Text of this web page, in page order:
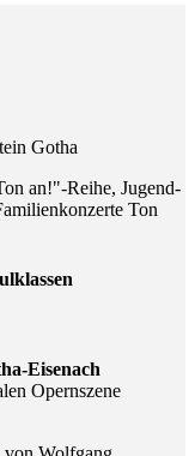
Gotha
an!"-Reihe, Jugend-
Ton
Eisenach
Opernszene